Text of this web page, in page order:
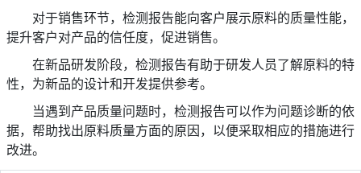
对于销售环节，检测报告能向客户展示原料的质量性能，
提升客户对产品的信任度，促进销售。
在新品研发阶段，检测报告有助于研发人员了解原料的特
性，为新品的设计和开发提供参考。
当遇到产品质量问题时，检测报告可以作为问题诊断的依
据，帮助找出原料质量方面的原因，以便采取相应的措施进行
改进。